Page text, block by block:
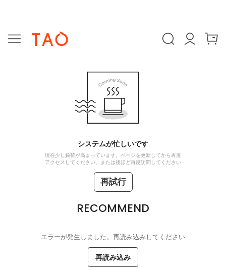
システムが忙しいです
現在少し負荷が高まっています。ページを更新してから再度
アクセスしてください、または後ほど再度訪問してください
再試行
RECOMMEND
エラーが発生しました。再読み込みしてください
再読み込み